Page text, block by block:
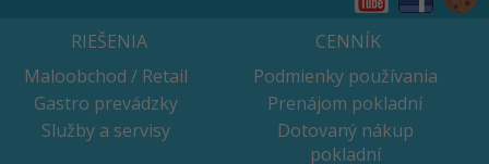
RIEŠENIA
Maloobchod / Retail
Gastro prevádzky
Služby a servisy
CENNÍK
Podmienky používania
Prenájom pokladní
Dotovaný nákup
pokladní